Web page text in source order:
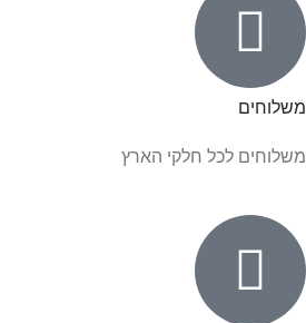
משלוחים
משלוחים לכל חלקי הארץ